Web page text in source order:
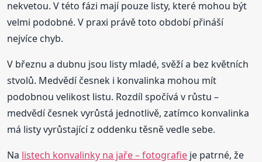
nekvetou. V této fázi mají pouze listy, které mohou být
velmi podobné. V praxi právě toto období přináší
nejvíce chyb.
V březnu a dubnu jsou listy mladé, svěží a bez květních
stvolů. Medvědí česnek i konvalinka mohou mít
podobnou velikost listu. Rozdíl spočívá v růstu –
medvědí česnek vyrůstá jednotlivě, zatímco konvalinka
má listy vyrůstající z oddenku těsně vedle sebe.
Na listech konvalinky na jaře – fotografie je patrné, že